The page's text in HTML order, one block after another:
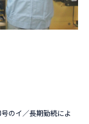
のイ／長期勤続によ